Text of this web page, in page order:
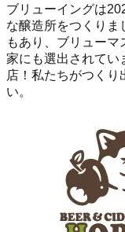
ブリューイングは
な醸造所をつくりま
もあり、ブリュー
家にも選出されてい
店！私たちがつくり
い。